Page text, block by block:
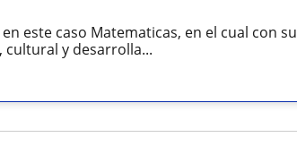
este caso Matematicas, en el cual con su
y desarrolla...